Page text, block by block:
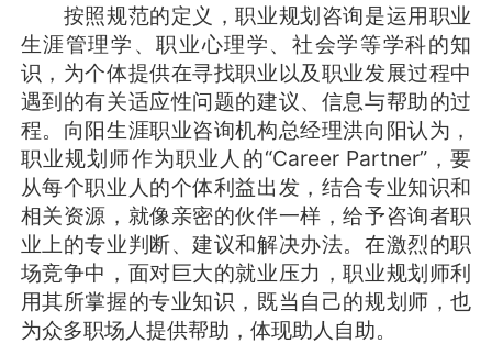
按照规范的定义，职业规划咨询是运用职业
生涯管理学、职业心理学、社会学等学科的知
识，为个体提供在寻找职业以及职业发展过程中
遇到的有关适应性问题的建议、信息与帮助的过
程。向阳生涯职业咨询机构总经理洪向阳认为，
职业规划师作为职业人的“Career Partner”，要
从每个职业人的个体利益出发，结合专业知识和
相关资源，就像亲密的伙伴一样，给予咨询者职
业上的专业判断、建议和解决办法。在激烈的职
场竞争中，面对巨大的就业压力，职业规划师利
用其所掌握的专业知识，既当自己的规划师，也
为众多职场人提供帮助，体现助人自助。